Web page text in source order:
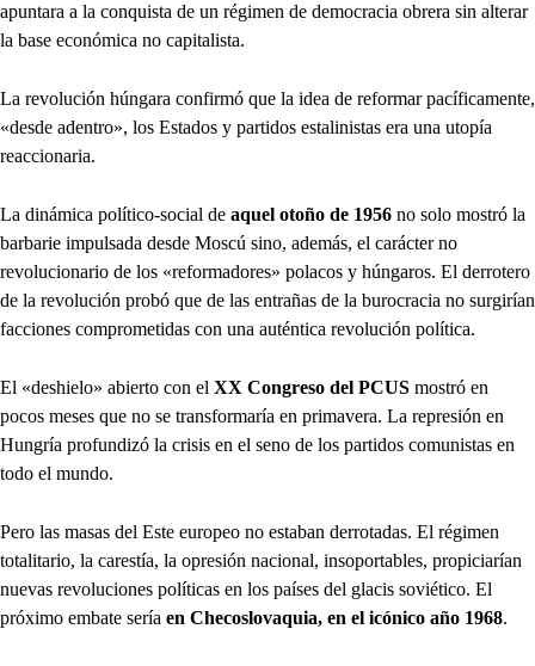
apuntara a la conquista de un régimen de democracia obrera sin alterar
la base económica no capitalista.
La revolución húngara confirmó que la idea de reformar pacíficamente,
«desde adentro», los Estados y partidos estalinistas era una utopía
reaccionaria.
La dinámica político-social de aquel otoño de 1956 no solo mostró la
barbarie impulsada desde Moscú sino, además, el carácter no
revolucionario de los «reformadores» polacos y húngaros. El derrotero
de la revolución probó que de las entrañas de la burocracia no surgirían
facciones comprometidas con una auténtica revolución política.
El «deshielo» abierto con el XX Congreso del PCUS mostró en
pocos meses que no se transformaría en primavera. La represión en
Hungría profundizó la crisis en el seno de los partidos comunistas en
todo el mundo.
Pero las masas del Este europeo no estaban derrotadas. El régimen
totalitario, la carestía, la opresión nacional, insoportables, propiciarían
nuevas revoluciones políticas en los países del glacis soviético. El
próximo embate sería en Checoslovaquia, en el icónico año 1968.